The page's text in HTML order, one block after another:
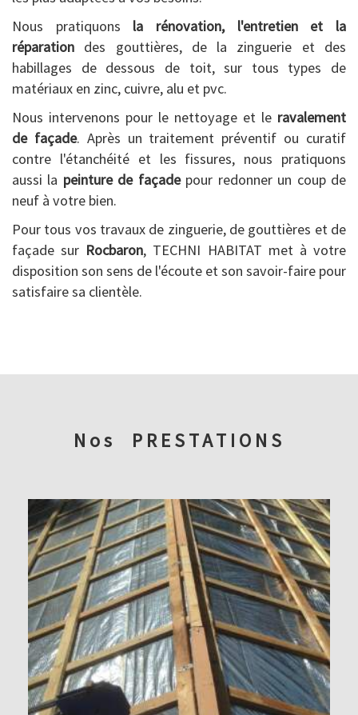
Nous pratiquons la rénovation, l'entretien et la
réparation des gouttières, de la zinguerie et des
habillages de dessous de toit, sur tous types de
matériaux en zinc, cuivre, alu et pvc.
Nous intervenons pour le nettoyage et le ravalement
de façade. Après un traitement préventif ou curatif
contre l'étanchéité et les fissures, nous pratiquons
aussi la peinture de façadepour redonner un coup de
neuf à votre bien.
Pour tous vos travaux de zinguerie, de gouttières et de
façade sur Rocbaron, TECHNI HABITAT met à votre
disposition son sens de l'écoute et son savoir-faire pour
satisfaire sa clientèle.
Nos PRESTATIONS